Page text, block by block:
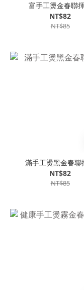
富手工燙金春聯
NT$82
NT$85
滿手工燙黑金春聯
NT$82
NT$85